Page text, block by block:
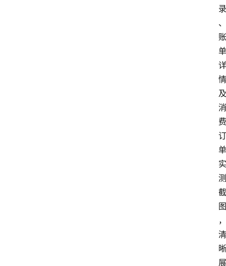
录
、
账
单
详
情
及
消
费
订
单
实
测
截
图
，
清
晰
展